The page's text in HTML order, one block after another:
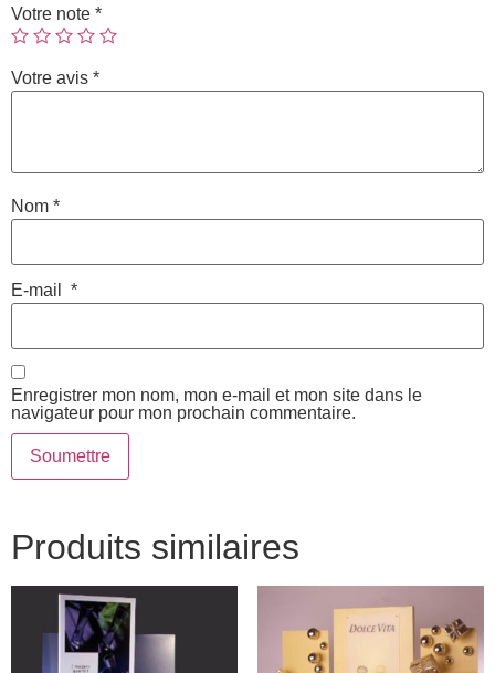
Votre note *
Votre avis *
Nom *
E-mail *
Enregistrer mon nom, mon e-mail et mon site dans le
navigateur pour mon prochain commentaire.
Produits similaires